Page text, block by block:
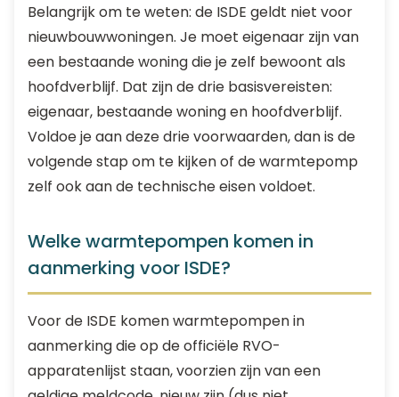
Belangrijk om te weten: de ISDE geldt niet voor
nieuwbouwwoningen. Je moet eigenaar zijn van
een bestaande woning die je zelf bewoont als
hoofdverblijf. Dat zijn de drie basisvereisten:
eigenaar, bestaande woning en hoofdverblijf.
Voldoe je aan deze drie voorwaarden, dan is de
volgende stap om te kijken of de warmtepomp
zelf ook aan de technische eisen voldoet.
Welke warmtepompen komen in
aanmerking voor ISDE?
Voor de ISDE komen warmtepompen in
aanmerking die op de officiële RVO-
apparatenlijst staan, voorzien zijn van een